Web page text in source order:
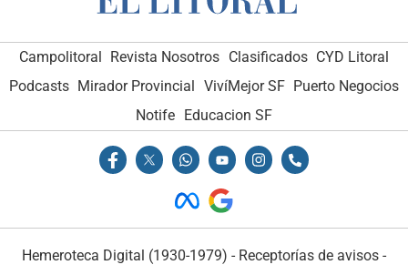
Campolitoral Revista Nosotros Clasificados CYD Litoral
Podcasts Mirador Provincial VivíMejor SF Puerto Negocios
Notife
Educacion SF
Hemeroteca Digital (1930-1979) - Receptorías de avisos -